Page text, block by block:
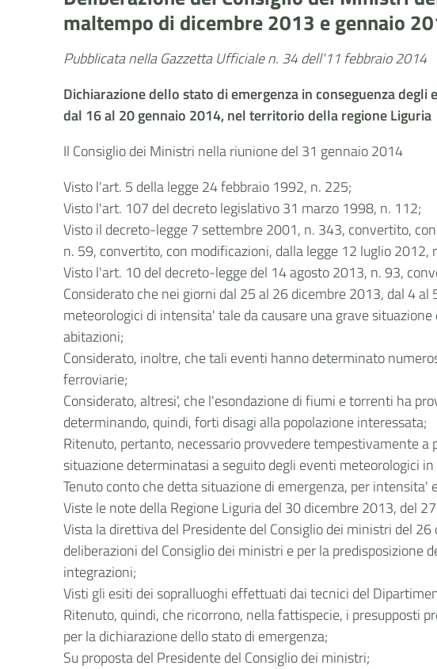
maltempo di dicembre 2013 e gennaio
Pubblicata nella Gazzetta Ufficiale n. 34 dell'11 febbraio 2014
Dichiarazione dello stato di emergenza in conseguenza
dal 16 al 20 gennaio 2014, nel territorio della regione Liguria
Il Consiglio dei Ministri nella riunione del 31 gennaio 2014
Visto l'art. 5 della legge 24 febbraio 1992, n. 225;
Visto l'art. 107 del decreto legislativo 31 marzo 1998, n. 112;
Visto il decreto-legge 7 settembre 2001, n. 343, convertito,
n. 59, convertito, con modificazioni, dalla legge 12 luglio
Visto l'art. 10 del decreto-legge del 14 agosto 2013, n. 93,
Considerato che nei giorni dal 25 al 26 dicembre 2013, dal 4
meteorologici di intensita' tale da causare una grave
abitazioni;
Considerato, inoltre, che tali eventi hanno determinato
ferroviarie;
Considerato, altresi', che l'esondazione di fiumi e torrenti ha
determinando, quindi, forti disagi alla popolazione interessata;
Ritenuto, pertanto, necessario provvedere tempestivamente
situazione determinatasi a seguito degli eventi meteorologici in
Tenuto conto che detta situazione di emergenza, per
Viste le note della Regione Liguria del 30 dicembre 2013, del
Vista la direttiva del Presidente del Consiglio dei ministri del
deliberazioni del Consiglio dei ministri e per la
integrazioni;
Visti gli esiti dei sopralluoghi effettuati dai tecnici del
Ritenuto, quindi, che ricorrono, nella fattispecie, i presupposti
per la dichiarazione dello stato di emergenza;
Su proposta del Presidente del Consiglio dei ministri;